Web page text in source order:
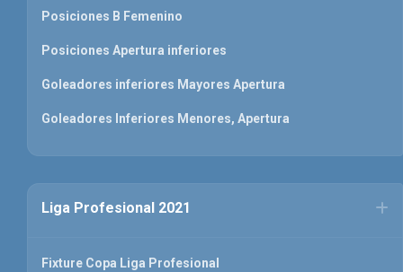
Posiciones B Femenino
Posiciones Apertura inferiores
Goleadores inferiores Mayores Apertura
Goleadores Inferiores Menores, Apertura
Liga Profesional 2021
Fixture Copa Liga Profesional